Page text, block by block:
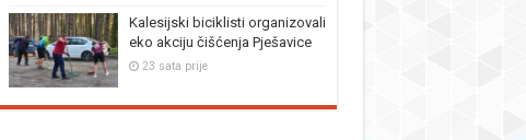
Kalesijski biciklisti organizovali
eko akciju čišćenja Pješavice
23 sata prije